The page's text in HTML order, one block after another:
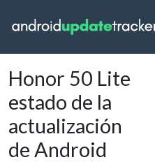
Honor 50 Lite
estado de la
actualización
de Android